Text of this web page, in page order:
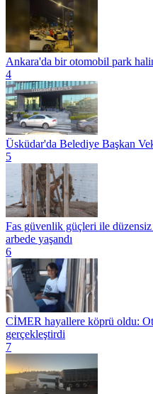
Ankara'da bir otomobil park
4
Üsküdar'da Belediye Başkan
5
Fas güvenlik güçleri ile düzensiz
arbede yaşandı
6
CİMER hayallere köprü oldu:
gerçekleştirdi
7